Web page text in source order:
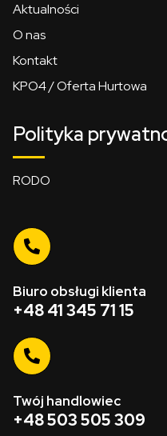
Aktualności
O nas
Kontakt
KPO4 / Oferta Hurtowa
Polityka
RODO
Biuro obsługi klienta
+48 41 345 71 15
Twój handlowiec
+48 503 505 309